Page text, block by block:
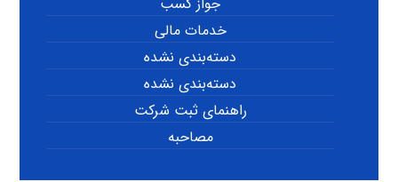
خدمات مالی
دسته‌بندی نشده
دسته‌بندی نشده
راهنمای ثبت شرکت
مصاحبه